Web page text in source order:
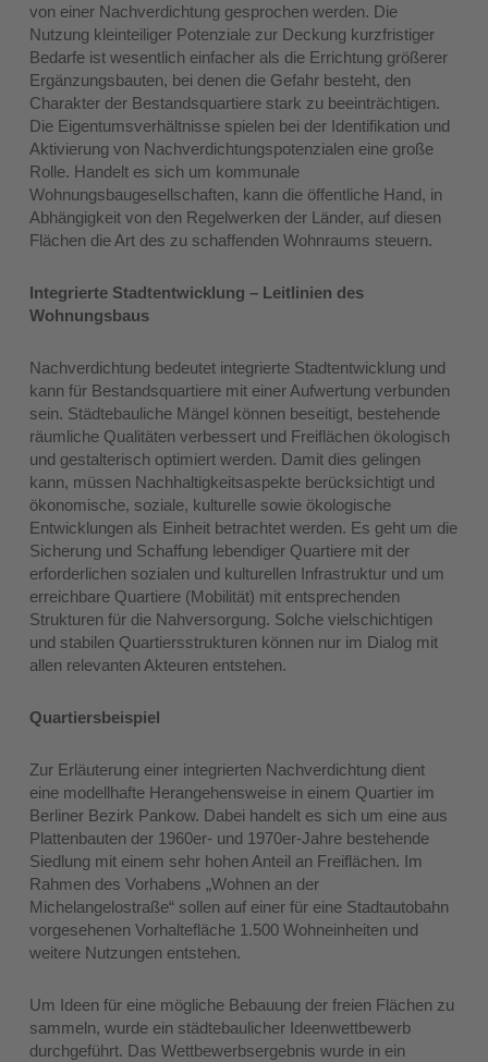
von einer Nachverdichtung gesprochen werden. Die
Nutzung kleinteiliger Potenziale zur Deckung kurzfristiger
Bedarfe ist wesentlich einfacher als die Errichtung größerer
Ergänzungsbauten, bei denen die Gefahr besteht, den
Charakter der Bestandsquartiere stark zu beeinträchtigen.
Die Eigentumsverhältnisse spielen bei der Identifikation und
Aktivierung von Nachverdichtungspotenzialen eine große
Rolle. Handelt es sich um kommunale
Wohnungsbaugesellschaften, kann die öffentliche Hand, in
Abhängigkeit von den Regelwerken der Länder, auf diesen
Flächen die Art des zu schaffenden Wohnraums steuern.
Integrierte Stadtentwicklung – Leitlinien des
Wohnungsbaus
Nachverdichtung bedeutet integrierte Stadtentwicklung und
kann für Bestandsquartiere mit einer Aufwertung verbunden
sein. Städtebauliche Mängel können beseitigt, bestehende
räumliche Qualitäten verbessert und Freiflächen ökologisch
und gestalterisch optimiert werden. Damit dies gelingen
kann, müssen Nachhaltigkeitsaspekte berücksichtigt und
ökonomische, soziale, kulturelle sowie ökologische
Entwicklungen als Einheit betrachtet werden. Es geht um die
Sicherung und Schaffung lebendiger Quartiere mit der
erforderlichen sozialen und kulturellen Infrastruktur und um
erreichbare Quartiere (Mobilität) mit entsprechenden
Strukturen für die Nahversorgung. Solche vielschichtigen
und stabilen Quartiersstrukturen können nur im Dialog mit
allen relevanten Akteuren entstehen.
Quartiersbeispiel
Zur Erläuterung einer integrierten Nachverdichtung dient
eine modellhafte Herangehensweise in einem Quartier im
Berliner Bezirk Pankow. Dabei handelt es sich um eine aus
Plattenbauten der 1960er- und 1970er-Jahre bestehende
Siedlung mit einem sehr hohen Anteil an Freiflächen. Im
Rahmen des Vorhabens „Wohnen an der
Michelangelostraße“ sollen auf einer für eine Stadtautobahn
vorgesehenen Vorhaltefläche 1.500 Wohneinheiten und
weitere Nutzungen entstehen.
Um Ideen für eine mögliche Bebauung der freien Flächen zu
sammeln, wurde ein städtebaulicher Ideenwettbewerb
durchgeführt. Das Wettbewerbsergebnis wurde in ein